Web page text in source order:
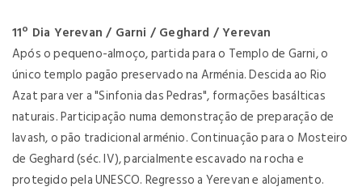
11º Dia Yerevan / Garni / Geghard / Yerevan
Após o pequeno-almoço, partida para o Templo de Garni, o
único templo pagão preservado na Arménia. Descida ao Rio
Azat para ver a "Sinfonia das Pedras", formações basálticas
naturais. Participação numa demonstração de preparação de
lavash, o pão tradicional arménio. Continuação para o Mosteiro
de Geghard (séc. IV), parcialmente escavado na rocha e
protegido pela UNESCO. Regresso a Yerevan e alojamento.